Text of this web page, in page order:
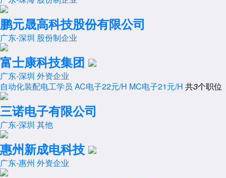
鹏元晟高科技股份有限公司
广东-深圳 股份制企业
富士康科技集团
广东-深圳 外资企业
自动化装配电工学员 AC电子22元/H MC电子21元/H 共3个职位
三诺电子有限公司
广东-深圳 其他
惠州新成电科技
广东-惠州 外资企业